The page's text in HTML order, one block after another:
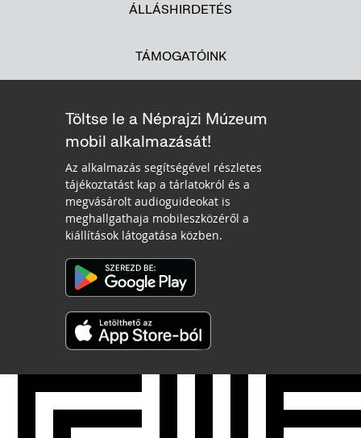
ÁLLÁSHIRDETÉS
TÁMOGATÓINK
Töltse le a Néprajzi Múzeum
mobil alkalmazását!
Az alkalmazás segítségével részletes
tájékoztatást kap a tárlatokról és a
megvásárolt audioguideokat is
meghallgathaja mobileszközéről a
kiállítások látogatása közben.